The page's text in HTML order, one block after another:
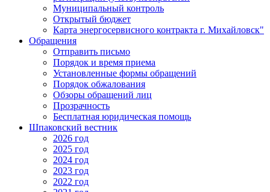
Муниципальный контроль
Открытый бюджет
Карта энергосервисного контракта г. Михайловск"
Обращения
Отправить письмо
Порядок и время приема
Установленные формы обращений
Порядок обжалования
Обзоры обращений лиц
Прозрачность
Бесплатная юридическая помощь
Шпаковский вестник
2026 год
2025 год
2024 год
2023 год
2022 год